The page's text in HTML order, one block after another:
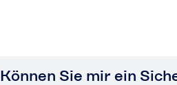
Können Sie mir ein